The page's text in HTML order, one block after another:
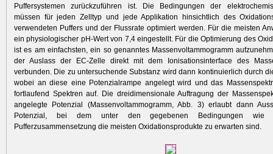
Puffersystemen zurückzuführen ist. Die Bedingungen der
müssen für jeden Zelltyp und jede Applikation hinsichtlich des
verwendeten Puffers und der Flussrate optimiert werden. Für die meisten
ein physiologischer pH-Wert von 7,4 eingestellt. Für die Optimierung des
ist es am einfachsten, ein so genanntes Massenvol­tammogramm
der Auslass der EC-Zelle direkt mit dem Ionisationsinterface des
verbunden. Die zu untersuchende Substanz wird dann kontinuierlich durch
wobei an diese eine Poten­zialrampe angelegt wird und das
fortlaufend Spektren auf. Die dreidimensionale Auftragung der
angelegte Potenzial (Massenvoltammogramm, Abb. 3) erlaubt dann
Potenzial, bei dem unter den gegebenen Bedingungen wie
Pufferzusammensetzung die meisten Oxidationsprodukte zu erwarten sind.